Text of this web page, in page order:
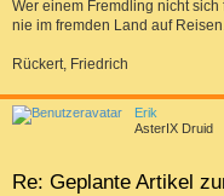
Wer einem Fremdling nicht
nie im fremden Land auf Reisen.
Rückert, Friedrich
Erik
AsterIX Druid
Re: Geplante Artikel